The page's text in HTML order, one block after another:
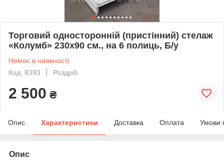
Торговий односторонній (пристінний) стелаж
«Колумб» 230х90 см., на 6 полиць, Б/у
Немає в наявності
Код: 8393
Роздріб
2 500 ₴
Опис Характеристики Доставка Оплата Умови
Опис